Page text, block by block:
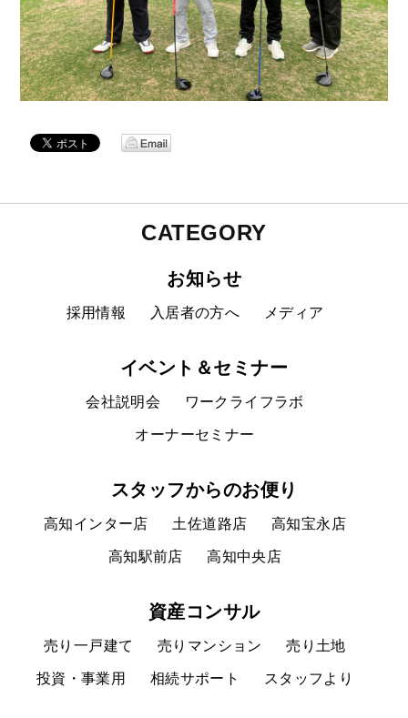
CATEGORY
お知らせ
採用情報 入居者の方へ メディア
イベント＆セミナー
会社説明会 ワークライフラボ
オーナーセミナー
スタッフからのお便り
高知インター店 土佐道路店 高知宝永店
高知駅前店 高知中央店
資産コンサル
売り一戸建て 売りマンション 売り土地
投資・事業用 相続サポート スタッフより